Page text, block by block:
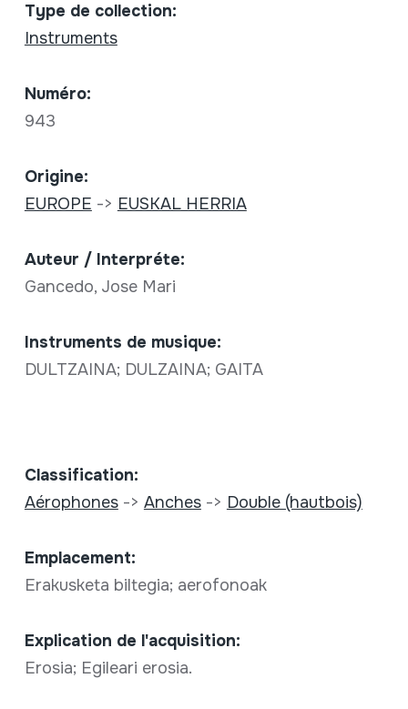
Type de collection:
Instruments
Numéro:
943
Origine:
EUROPE -> EUSKAL HERRIA
Auteur / Interpréte:
Gancedo, Jose Mari
Instruments de musique:
DULTZAINA; DULZAINA; GAITA
Classification:
Aérophones-> Anches-> Double (hautbois)
Emplacement:
Erakusketa biltegia; aerofonoak
Explication de l'acquisition:
Erosia; Egileari erosia.